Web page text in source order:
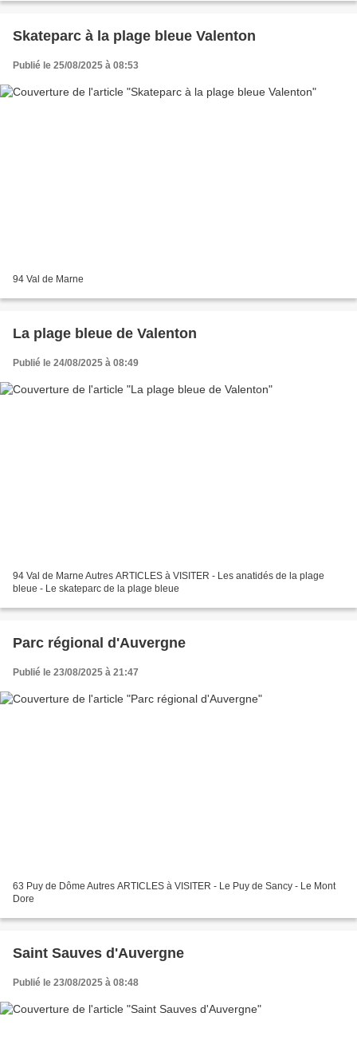
Skateparc à la plage bleue Valenton
Publié le 25/08/2025 à 08:53
94 Val de Marne
La plage bleue de Valenton
Publié le 24/08/2025 à 08:49
94 Val de Marne Autres ARTICLES à VISITER - Les anatidés de la plage
bleue - Le skateparc de la plage bleue
Parc régional d'Auvergne
Publié le 23/08/2025 à 21:47
63 Puy de Dôme Autres ARTICLES à VISITER - Le Puy de Sancy - Le Mont
Dore
Saint Sauves d'Auvergne
Publié le 23/08/2025 à 08:48